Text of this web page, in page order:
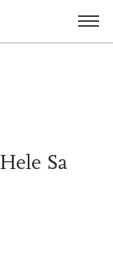
Hele Sa